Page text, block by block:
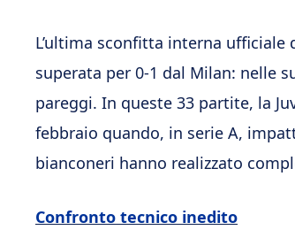
L’ultima sconfitta interna ufficiale
superata per 0-1 dal Milan: nelle
pareggi. In queste 33 partite, la
febbraio quando, in serie A,
bianconeri hanno realizzato
Confronto tecnico inedito